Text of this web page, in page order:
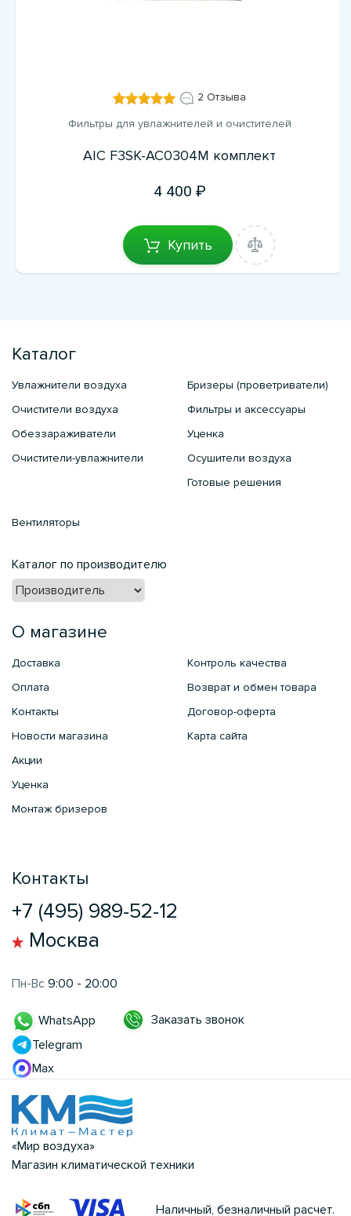
2 Отзыва
Фильтры для увлажнителей и очистителей
AIC F3SK-AC0304M комплект
4 400
Купить
Каталог
Увлажнители воздуха
Очистители воздуха
Обеззараживатели
Очистители-увлажнители
Бризеры (проветриватели)
Фильтры и аксессуары
Уценка
Осушители воздуха
Готовые решения
Вентиляторы
Каталог по производителю
О магазине
Доставка
Оплата
Контакты
Новости магазина
Акции
Уценка
Монтаж бризеров
Контроль качества
Возврат и обмен товара
Договор-оферта
Карта сайта
Контакты
+7 (495) 989-52-12
Москва
Пн-Вс 9:00 - 20:00
WhatsApp
Telegram
Max
Заказать звонок
«Мир воздуха»
Магазин климатической техники
Наличный, безналичный расчет.